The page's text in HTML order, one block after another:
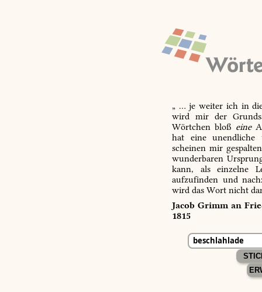
„ … je weiter ich in
wird mir der
Wörtchen bloß eine
hat eine unendliche
scheinen mir
wunderbaren
kann, als einzelne
aufzufinden und
wird das Wort nicht
Jacob Grimm an
1815